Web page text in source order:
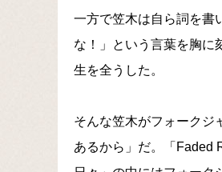
一方で笠木は自ら詞を書
な！」という言葉を胸に
生を全うした。
そんな笠木がフォークジ
あるから」だ。「Faded